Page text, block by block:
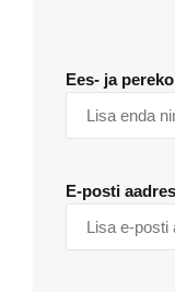
Ees- ja
E-posti